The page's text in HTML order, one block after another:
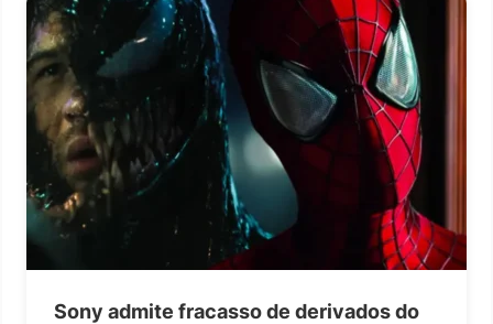
Sony admite fracasso de derivados do